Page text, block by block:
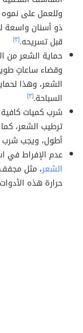
وللعمل على
ذو أسنان واسعة
قبل تسريحه.[٣]
حماية الشعر من
وقضاء ساعاتٍ
الشعر، وهذا
السباحة.[٣]
شرب كميات كافية
ترطيب الشعر،
أطول، ويجب شرب ما لا
عدم الإفراط في
الشعر، مثل مجفف
حرارة هذه